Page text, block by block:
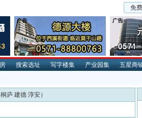
免
搜索选址 写字楼集 产业园集 五星商
桐庐 建德 淳安）